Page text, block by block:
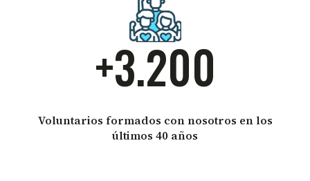
+3.200
Voluntarios formados con nosotros en los
últimos 40 años